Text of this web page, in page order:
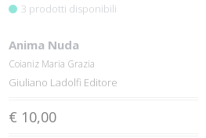
3 prodotti disponibili
Anima Nuda
Coianiz Maria Grazia
Giuliano Ladolfi Editore
€ 10,00